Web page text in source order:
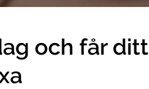
och får ditt